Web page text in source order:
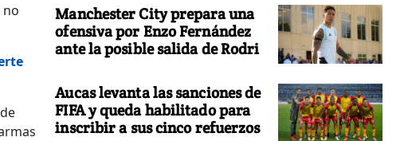
no
Manchester City prepara una
ofensiva por Enzo Fernández
ante la posible salida de Rodri
Aucas levanta las sanciones de
FIFA y queda habilitado para
inscribir a sus cinco refuerzos